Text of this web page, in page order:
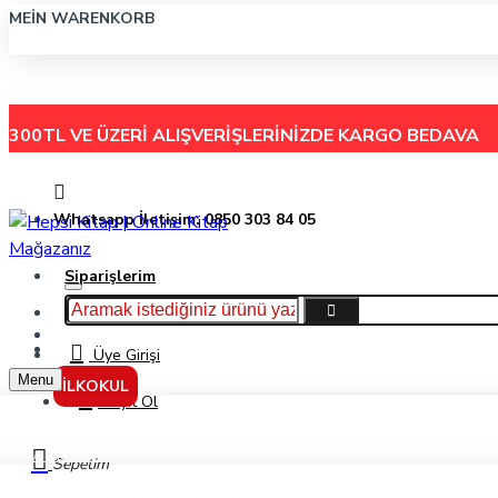
MEIN WARENKORB
300TL VE ÜZERİ ALIŞVERİŞLERİNİZDE KARGO BEDAVA
Whatsapp İletişim: 0850 303 84 05
Siparişlerim
Hakkımızda
İletişimÜye Girişi
Kayıt Ol
Sepetim
İLKOKUL
Menu
Avantia'Nın Tılsımı Hayalet Panter Üç Kuyruk / Canavar Peşinde 24-Adam